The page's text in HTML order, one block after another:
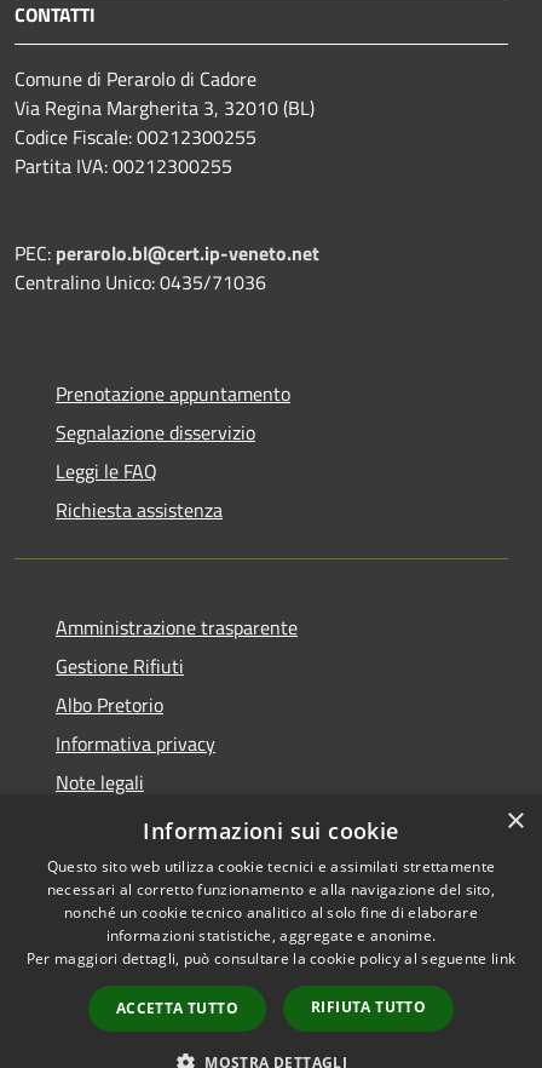
CONTATTI
Comune di Perarolo di Cadore
Via Regina Margherita 3, 32010 (BL)
Codice Fiscale: 00212300255
Partita IVA: 00212300255
PEC: perarolo.bl@cert.ip-veneto.net
Centralino Unico: 0435/71036
Prenotazione appuntamento
Segnalazione disservizio
Leggi le FAQ
Richiesta assistenza
Amministrazione trasparente
Gestione Rifiuti
Albo Pretorio
Informativa privacy
Note legali
Dichiarazione di accessibilità
Accessibilità
Copyright © 2026 • Comune di
Perarolo di Cadore • Powered
byMunicipium
Accesso
redazione
×
Informazioni sui cookie
Questo sito web utilizza cookie tecnici e assimilati strettamente
necessari al corretto funzionamento e alla navigazione del sito,
nonché un cookie tecnico analitico al solo fine di elaborare
informazioni statistiche, aggregate e anonime.
Per maggiori dettagli, può consultare la cookie policy al seguente link
ACCETTA TUTTO RIFIUTA TUTTO
MOSTRA DETTAGLI